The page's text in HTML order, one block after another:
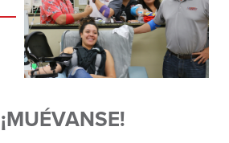
¡MUÉVANSE!